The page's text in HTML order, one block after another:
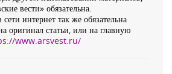
вести» обязательна.
интернет так же обязательна
оригинал статьи, или на главную
www.arsvest.ru/